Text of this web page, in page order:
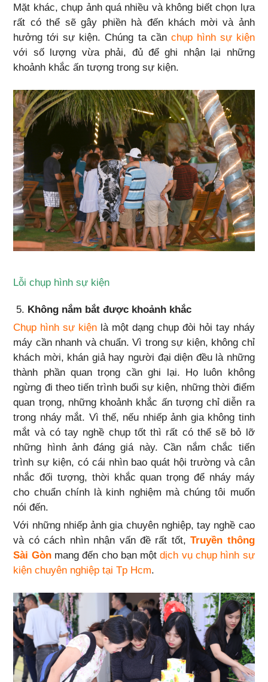
Mặt khác, chụp ảnh quá nhiều và không biết chọn lựa
rất có thể sẽ gây phiền hà đến khách mời và ảnh
hưởng tới sự kiện. Chúng ta cần chụp hình sự kiện
với số lượng vừa phải, đủ để ghi nhận lại những
khoảnh khắc ấn tượng trong sự kiện.
Lỗi chụp hình sự kiện
5. Không nắm bắt được khoảnh khắc
Chụp hình sự kiện là một dạng chụp đòi hỏi tay nháy
máy cần nhanh và chuẩn. Vì trong sự kiện, không chỉ
khách mời, khán giả hay người đại diện đều là những
thành phần quan trọng cần ghi lại. Họ luôn không
ngừng đi theo tiến trình buổi sự kiện, những thời điểm
quan trọng, những khoảnh khắc ấn tượng chỉ diễn ra
trong nháy mắt. Vì thế, nếu nhiếp ảnh gia không tinh
mắt và có tay nghề chụp tốt thì rất có thể sẽ bỏ lỡ
những hình ảnh đáng giá này. Cần nắm chắc tiến
trình sự kiện, có cái nhìn bao quát hội trường và cân
nhắc đối tượng, thời khắc quan trọng để nháy máy
cho chuẩn chính là kinh nghiệm mà chúng tôi muốn
nói đến.
Với những nhiếp ảnh gia chuyên nghiệp, tay nghề cao
và có cách nhìn nhận vấn đề rất tốt,Truyền thông
Sài Gònmang đến cho bạn mộtdịch vụ chụp hình sự
kiện chuyên nghiệp tại Tp Hcm.